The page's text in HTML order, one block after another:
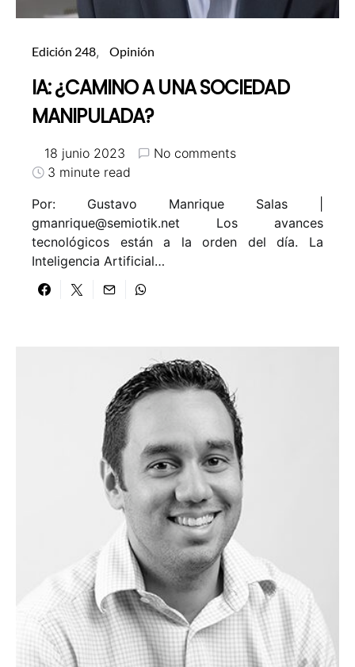
Edición 248 Opinión
IA: ¿CAMINO A UNA SOCIEDAD
MANIPULADA?
18 junio 2023
No comments
3 minute read
Por: Gustavo Manrique Salas |
gmanrique@semiotik.net Los avances
tecnológicos están a la orden del día. La
Inteligencia Artificial…